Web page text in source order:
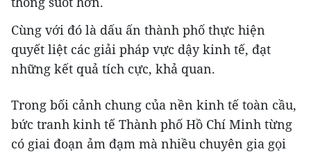
Cùng với đó là dấu ấn thành phố thực hiện
quyết liệt các giải pháp vực dậy kinh tế, đạt
những kết quả tích cực, khả quan.
Trong bối cảnh chung của nền kinh tế toàn cầu,
bức tranh kinh tế Thành phố Hồ Chí Minh từng
có giai đoạn ảm đạm mà nhiều chuyên gia gọi